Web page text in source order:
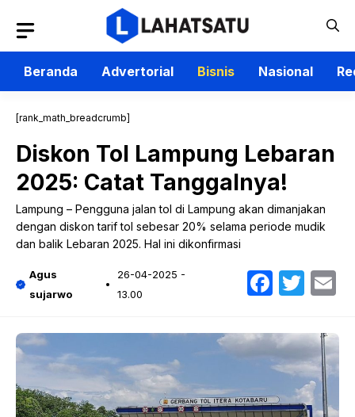
isi
Beranda
Advertorial Bisnis Nasional
[rank_math_breadcrumb]
Diskon Tol Lampung Lebaran
2025: Catat Tanggalnya!
Lampung – Pengguna jalan tol di Lampung akan dimanjakan
dengan diskon tarif tol sebesar 20% selama periode mudik
dan balik Lebaran 2025. Hal ini dikonfirmasi
Agus
sujarwo
26-04-2025 -
13.00